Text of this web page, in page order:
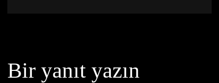
Bir yanıt yazın